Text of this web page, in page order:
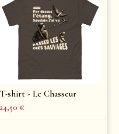
T-shirt - Le Chasseur
24,50 €